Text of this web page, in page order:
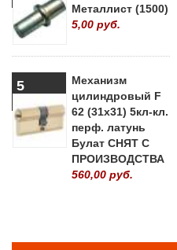
Металлист (1500)
5,00 руб.
5
Механизм
цилиндровый F
62 (31х31) 5кл-кл.
перф. латунь
Булат СНЯТ С
ПРОИЗВОДСТВА
560,00 руб.